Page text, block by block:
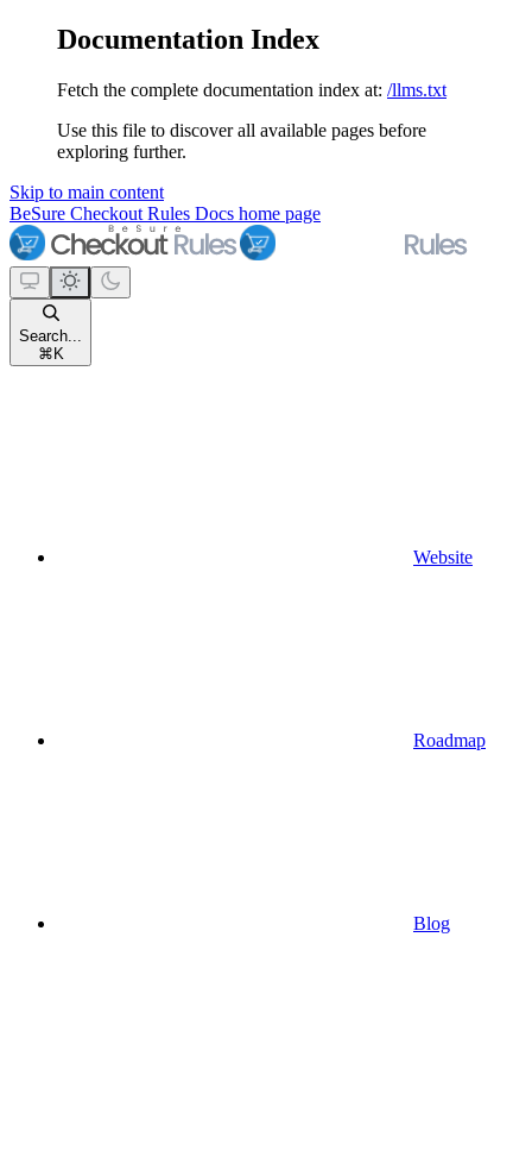
Documentation Index
Fetch the complete documentation index at: /llms.txt
Use this file to discover all available pages before
exploring further.
Skip to main content
BeSure Checkout Rules Docs home page
Search...
⌘ K
Website
Roadmap
Blog